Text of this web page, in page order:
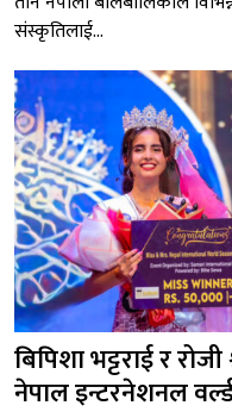
संस्कृतिलाई...
बिपिशा भट्टराई र
नेपाल इन्टरनेशनल